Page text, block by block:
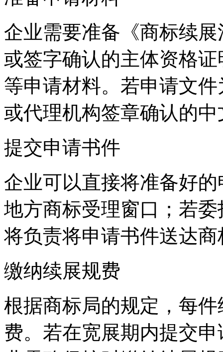
企业需要准备《商标续
或签字确认的主体资格
等申请材料。若申请文
或代理机构签章确认的
提交申请书件
企业可以直接将准备好
地方商标受理窗口；若
将负责将申请书件送达商
缴纳续展规费
根据商标局的规定，每
费。若在宽展期内提交